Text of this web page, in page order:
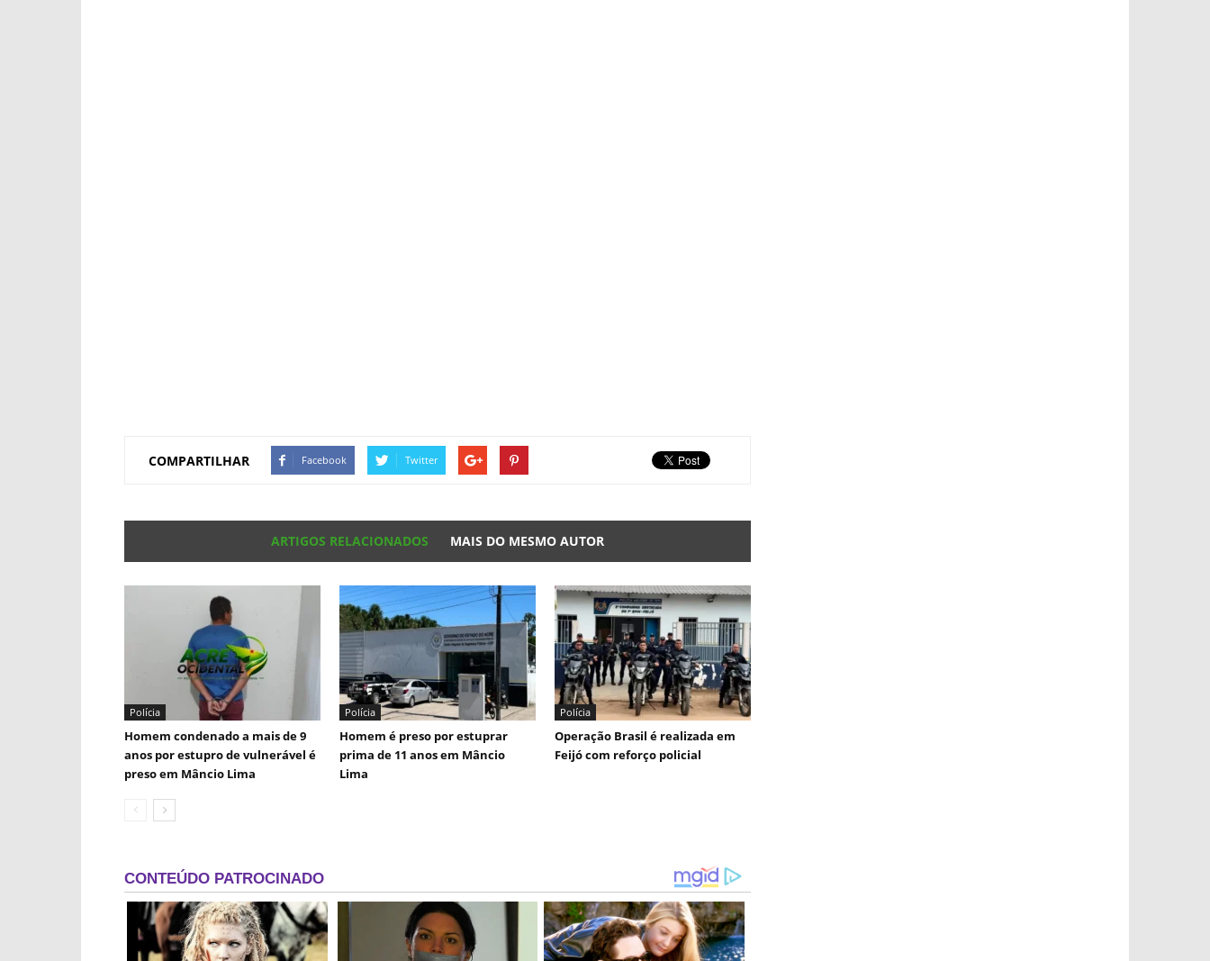
COMPARTILHAR Facebook Twitter
ARTIGOS RELACIONADOS MAIS DO MESMO AUTOR
Polícia
Homem condenado a mais de 9
anos por estupro de vulnerável é
preso em Mâncio Lima
Polícia
Homem é preso por estuprar
prima de 11 anos em Mâncio
Lima
Polícia
Operação Brasil é realizada em
Feijó com reforço policial